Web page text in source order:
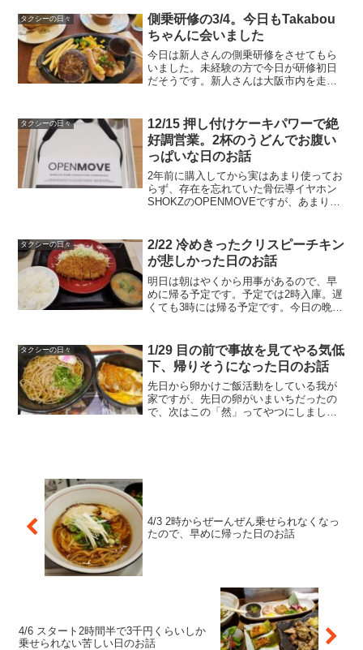
の大好物、王将の焼きそばと天津飯を一
緒に食べました。で、お...
タクシーの日々
側乗研修の3/4。今日もTakabou
ちゃんに会いました
今日は新人さんの側乗研修をさせてもら
いました。未経験の方で今日が研修初日
だそうです。新人さんは大阪市内を走る
ンターでの勉強や地理テストは通ってい
ますが、実際にお客さんを...
タクシーの日々
12/15 押し付けケーキパワーで絶
好調営業。2杯のうどんでお腹い
っぱいな日のお話
2年前に購入してから実はあまり使ってお
らず、存在を忘れていた骨伝導イヤホン
SHOKZのOPENMOVEですが、あまり使
とヤバいことになっておりました。まぁ
使えないことは...
タクシーの日々
2/22 冷めきったクリスピーチキン
が悲しかった日のお話
明日は朝はやくから用事があるので、早
めに帰る予定です。予定では2時入庫。遅
くても3時には帰る予定です。今日の晩ご
ー。19時07分に出庫。今日は短期決戦な
ので、アプリで...
タクシーの日々
1/29 目の前で事故を見てやる気低
下、帰りそうになった日のお話
先日から卵かけご飯活動をしている我が
家ですが、先日の卵がいまいちだったの
で、次はこの「然」ってやつにしまし
4/3 2時からぜーんぜん乗せられなくなっ
たので、早めに帰った日のお話
4/6 スタート2時間半で3千円くらいしか
乗せられない苦しい日のお話